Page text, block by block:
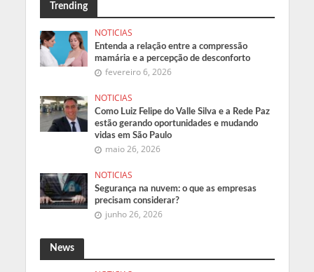
Trending
NOTICIAS
Entenda a relação entre a compressão
mamária e a percepção de desconforto
fevereiro 6, 2026
NOTICIAS
Como Luiz Felipe do Valle Silva e a Rede Paz
estão gerando oportunidades e mudando
vidas em São Paulo
maio 26, 2026
NOTICIAS
Segurança na nuvem: o que as empresas
precisam considerar?
junho 26, 2026
News